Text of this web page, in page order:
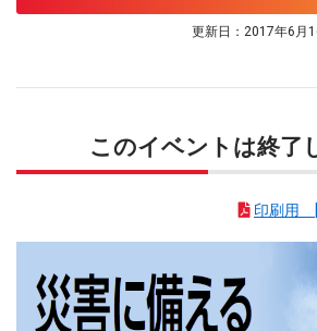
更新日：2017年6月
このイベントは終了
印刷用